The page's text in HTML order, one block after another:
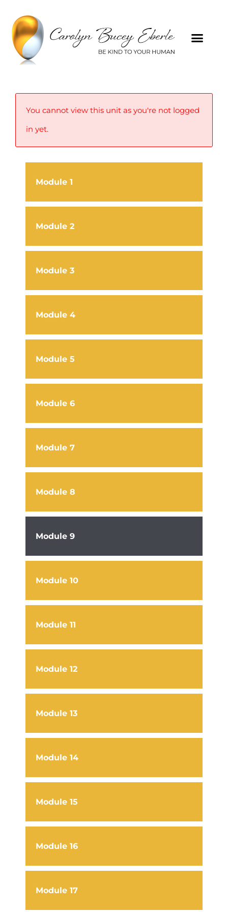
You cannot view this unit as you're not logged
in yet.
Module 1
Module 2
Module 3
Module 4
Module 5
Module 6
Module 7
Module 8
Module 9
Module 10
Module 11
Module 12
Module 13
Module 14
Module 15
Module 16
Module 17